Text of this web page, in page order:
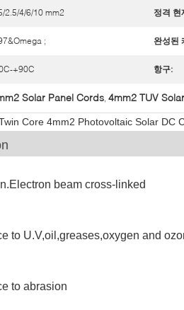
2.5/4/6/10 mm2 정격 현
; 완성된
+90C 항구:
Solar Panel Cords, 4mm2 TUV
Core 4mm2 Photovoltaic Solar DC
beam cross-linked
to U.V,oil,greases,oxygen and
to abrasion